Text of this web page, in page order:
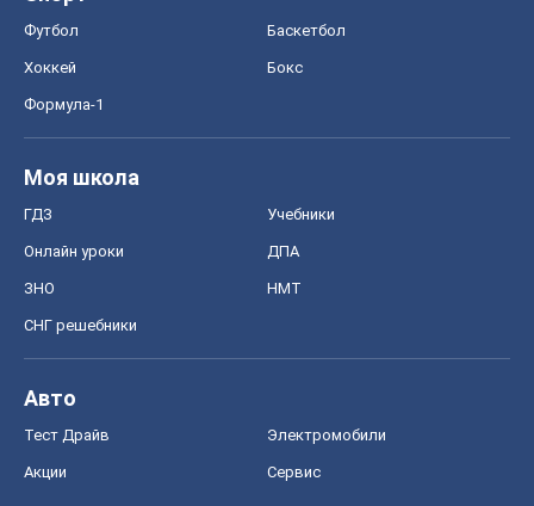
Футбол Баскетбол
Хоккей Бокс
Формула-1
Моя школа
ГДЗ Учебники
Онлайн уроки ДПА
ЗНО НМТ
СНГ решебники
Авто
Тест Драйв Электромобили
Акции Сервис